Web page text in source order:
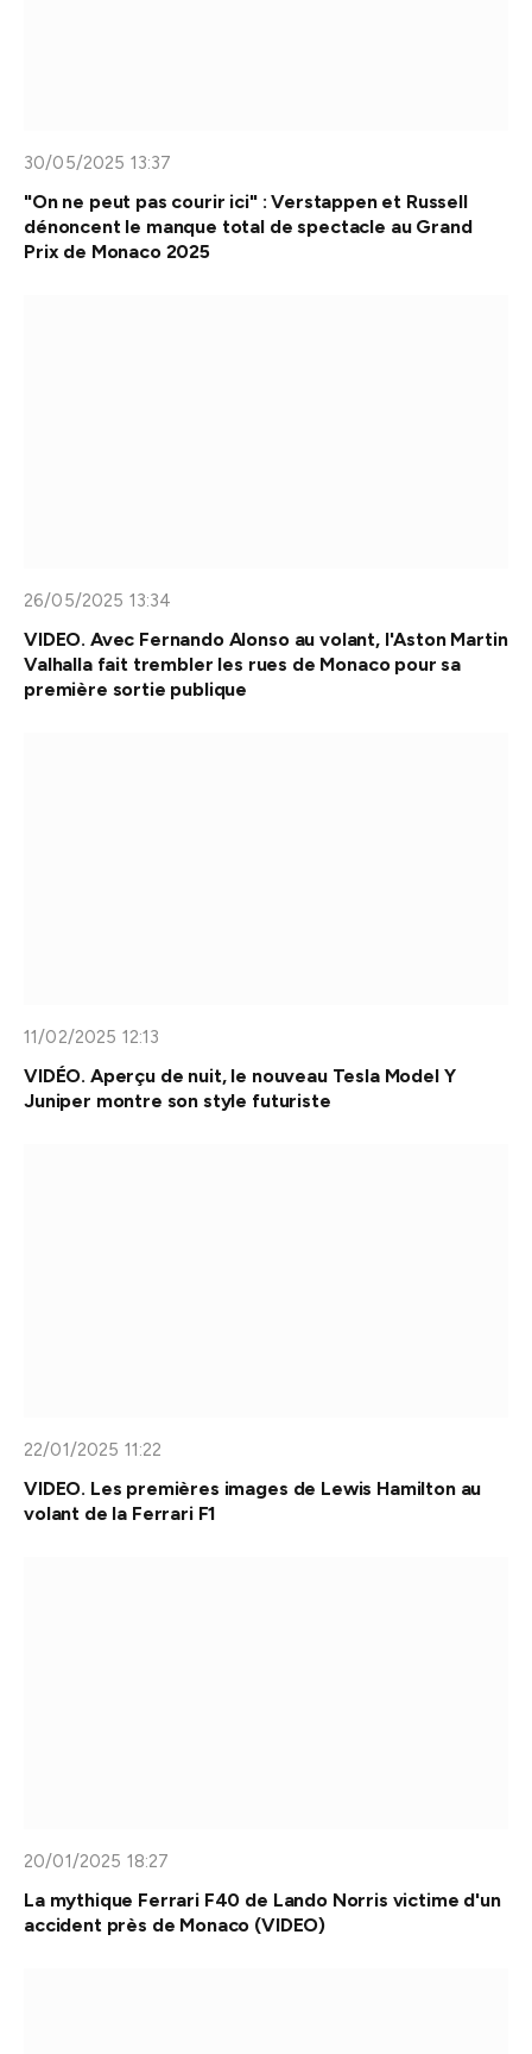
30/05/2025 13:37
"On ne peut pas courir ici" : Verstappen et Russell
dénoncent le manque total de spectacle au Grand
Prix de Monaco 2025
26/05/2025 13:34
VIDEO. Avec Fernando Alonso au volant, l'Aston Martin
Valhalla fait trembler les rues de Monaco pour sa
première sortie publique
11/02/2025 12:13
VIDÉO. Aperçu de nuit, le nouveau Tesla Model Y
Juniper montre son style futuriste
22/01/2025 11:22
VIDEO. Les premières images de Lewis Hamilton au
volant de la Ferrari F1
20/01/2025 18:27
La mythique Ferrari F40 de Lando Norris victime d'un
accident près de Monaco (VIDEO)